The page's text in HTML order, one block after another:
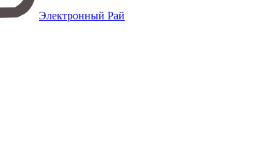
Электронный Рай